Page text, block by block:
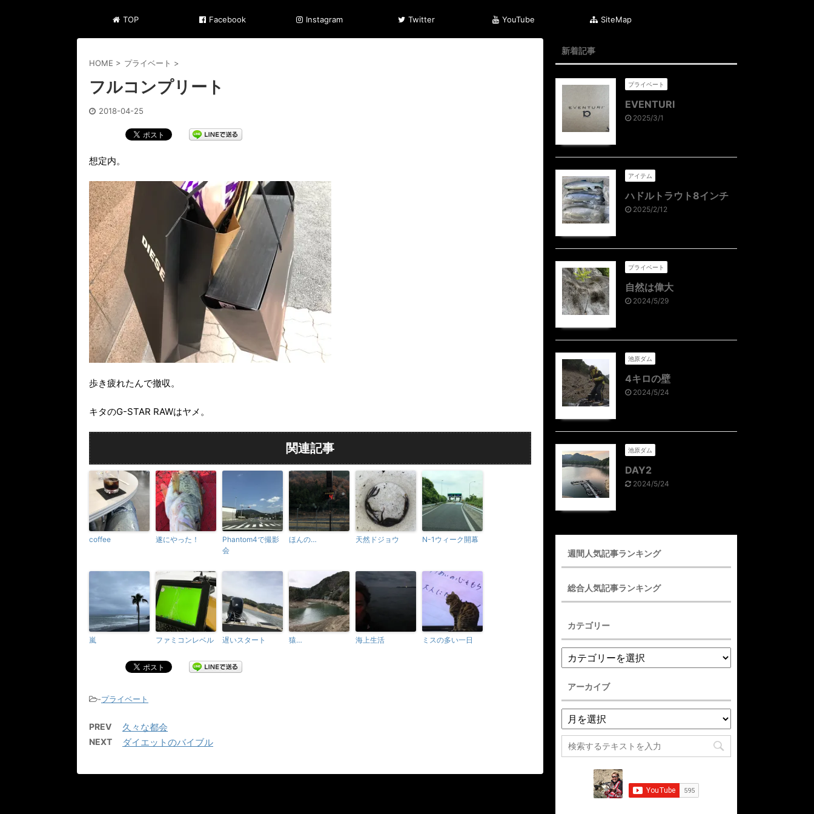
TOP Facebook Instagram Twitter YouTube SiteMap
HOME > プライベート >
フルコンプリート
2018-04-25
想定内。
歩き疲れたんで撤収。
キタのG-STAR RAWはヤメ。
関連記事
coffee 遂にやった！
Phantom4で撮影
会
ほんの… 天然ドジョウ N-1ウィーク開幕
嵐 ファミコンレベル 遅いスタート 猿… 海上生活 ミスの多い一日
-プライベート
PREV 久々な都会
NEXT ダイエットのバイブル
新着記事
プライベート
EVENTURI
2025/3/1
アイテム
ハドルトラウト8インチ
2025/2/12
プライベート
自然は偉大
2024/5/29
池原ダム
4キロの壁
2024/5/24
池原ダム
DAY2
2024/5/24
週間人気記事ランキング
総合人気記事ランキング
カテゴリー
アーカイブ